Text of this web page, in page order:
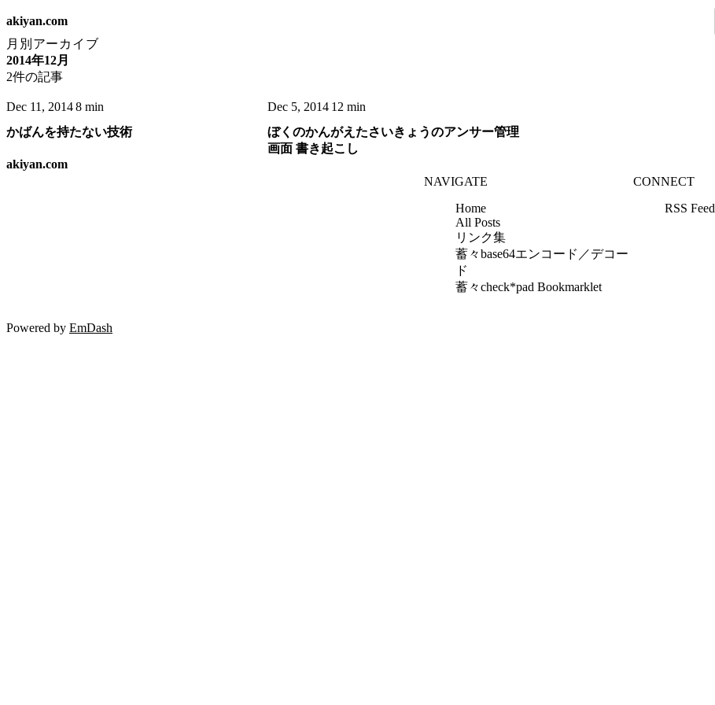
akiyan.com
月別アーカイブ
2014年12月
2件の記事
Dec 11, 20148 min
かばんを持たない技術
Dec 5, 2014 12 min
ぼくのかんがえたさいきょうのアンサー管理
画面 書き起こし
akiyan.com
NAVIGATE
Home
All Posts
リンク集
蓄々base64エンコード／デコー
ド
蓄々check*pad Bookmarklet
CONNECT
RSS Feed
Powered by EmDash